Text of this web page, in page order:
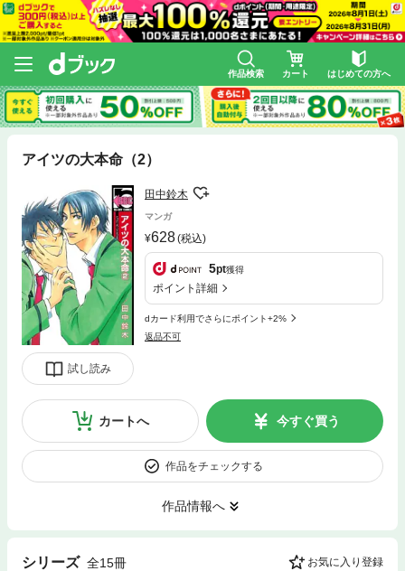
作品検索 カート はじめての方へ
アイツの大本命（2）
試し読み
田中鈴木
マンガ
628(税込)
5pt獲得
ポイント詳細
dカード利用でさらにポイント+2%
返品不可
カートへ 今すぐ買う
作品をチェックする
作品情報へ
シリーズ 全15冊 お気に入り登録